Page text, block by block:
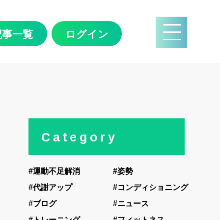
一覧 ログイン
Category
#運動不足解消
#姿勢
#代謝アップ
#コンディショニング
#ブログ
#ニュース